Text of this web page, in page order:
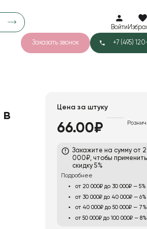
Войти
Заказать звонок +7 (495)
Цена за штуку
66.00₽
Закажите на сумму от
000₽, чтобы применить
скидку 5%
Подробнее
от 20 000₽ до 30 000₽ — 5%
от 30 000₽ до 40 000₽ — 6%
от 40 000₽ до 50 000₽ — 7%
от 50 000₽ до 100 000₽ — 8%